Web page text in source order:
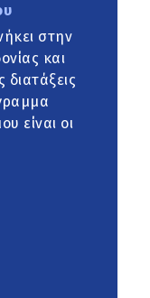
στην
και
είναι οι